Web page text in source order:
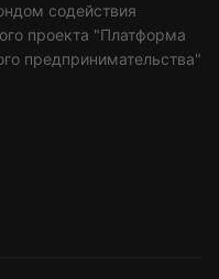
содействия
проекта "Платформа
предпринимательства"